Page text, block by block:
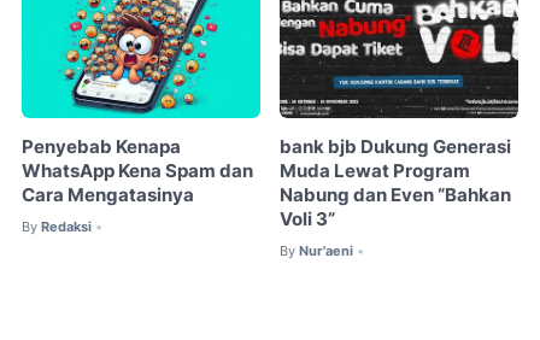
Penyebab Kenapa
WhatsApp Kena Spam dan
Cara Mengatasinya
By Redaksi •
bank bjb Dukung Generasi
Muda Lewat Program
Nabung dan Even “Bahkan
Voli 3”
By Nur'aeni •